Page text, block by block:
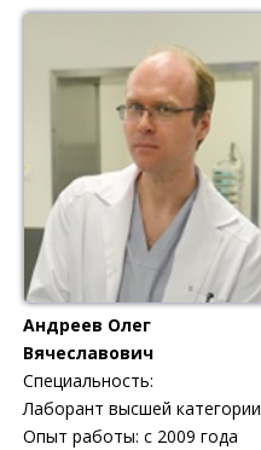
Андреев Олег
Вячеславович
Специальность:
Лаборант высшей категории
Опыт работы: с 2009 года